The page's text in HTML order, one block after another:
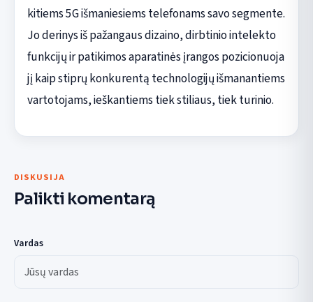
kitiems 5G išmaniesiems telefonams savo segmente.
Jo derinys iš pažangaus dizaino, dirbtinio intelekto
funkcijų ir patikimos aparatinės įrangos pozicionuoja
jį kaip stiprų konkurentą technologijų išmanantiems
vartotojams, ieškantiems tiek stiliaus, tiek turinio.
DISKUSIJA
Palikti komentarą
Vardas